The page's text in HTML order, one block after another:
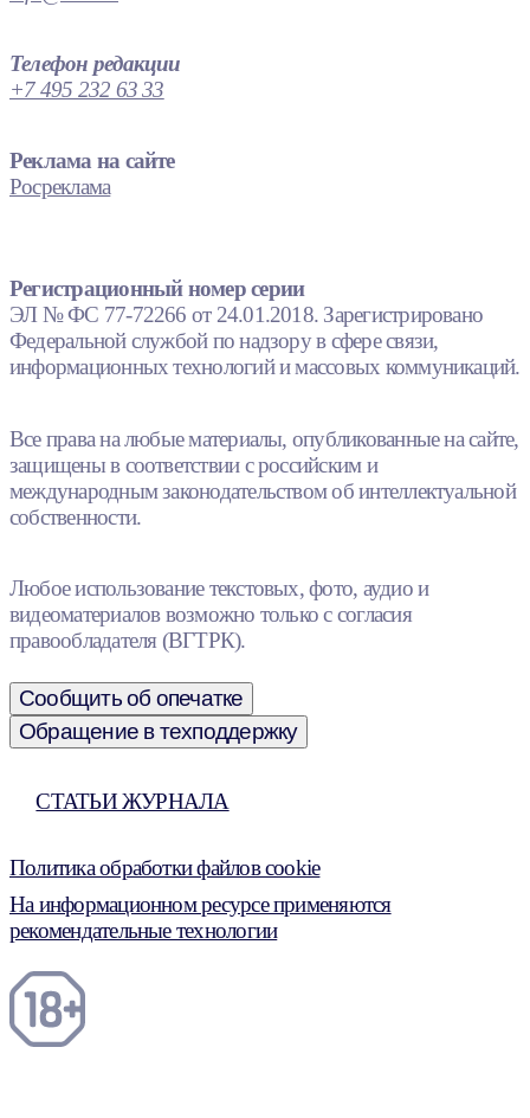
Телефон редакции
+7 495 232 63 33
Реклама на сайте
Росреклама
Регистрационный номер серии
ЭЛ № ФС 77-72266 от 24.01.2018. Зарегистрировано
Федеральной службой по надзору в сфере связи,
информационных технологий и массовых коммуникаций.
Все права на любые материалы, опубликованные на сайте,
защищены в соответствии с российским и
международным законодательством об интеллектуальной
собственности.
Любое использование текстовых, фото, аудио и
видеоматериалов возможно только с согласия
правообладателя (ВГТРК).
Сообщить об опечатке
Обращение в техподдержку
СТАТЬИ ЖУРНАЛА
Политика обработки файлов cookie
На информационном ресурсе применяются
рекомендательные технологии